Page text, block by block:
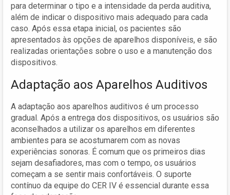
para determinar o tipo e a intensidade da perda auditiva,
além de indicar o dispositivo mais adequado para cada
caso. Após essa etapa inicial, os pacientes são
apresentados às opções de aparelhos disponíveis, e são
realizadas orientações sobre o uso e a manutenção dos
dispositivos.
Adaptação aos Aparelhos Auditivos
A adaptação aos aparelhos auditivos é um processo
gradual. Após a entrega dos dispositivos, os usuários são
aconselhados a utilizar os aparelhos em diferentes
ambientes para se acostumarem com as novas
experiências sonoras. É comum que os primeiros dias
sejam desafiadores, mas com o tempo, os usuários
começam a se sentir mais confortáveis. O suporte
contínuo da equipe do CER IV é essencial durante essa